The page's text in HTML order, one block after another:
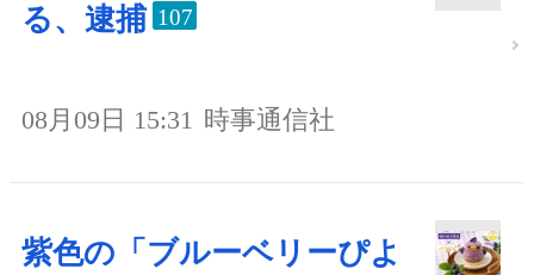
る、逮捕 107
08月09日 15:31 時事通信社
紫色の「ブルーベリーぴよ